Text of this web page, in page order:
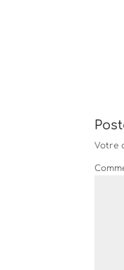
Votre